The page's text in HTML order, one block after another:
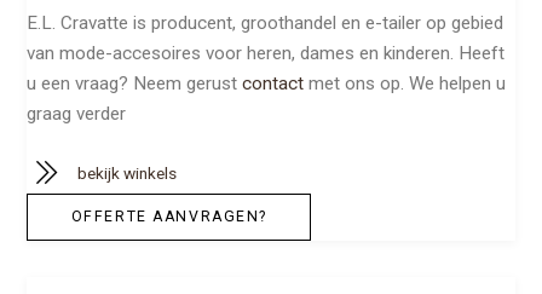
E.L. Cravatte is producent, groothandel en e-tailer op gebied
van mode-accesoires voor heren, dames en kinderen. Heeft
u een vraag? Neem gerustcontact met ons op. We helpen u
graag verder
bekijk winkels
OFFERTE AANVRAGEN?